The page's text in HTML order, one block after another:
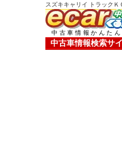
スズキキャリイ トラック
中古車情報かんた
中古車情報検索サ